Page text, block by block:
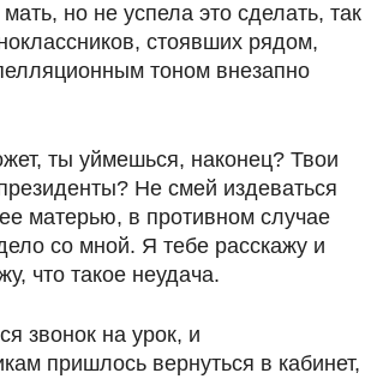
мать, но не успела это сделать, так
стоявших рядом,
тоном внезапно
ты уймешься, наконец? Твои
Не смей издеваться
матерью, в противном случае
со мной. Я тебе расскажу и
что такое неудача.
звонок на урок, и
пришлось вернуться в кабинет,